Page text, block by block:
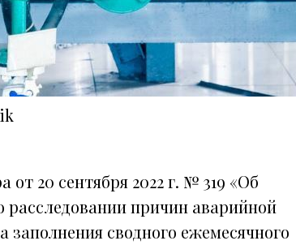
20 сентября 2022 г. № 319 «Об
расследовании причин аварийной
сводного ежемесячного